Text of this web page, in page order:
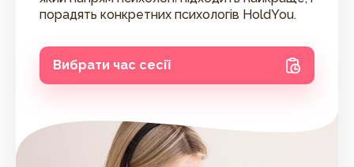
порадять конкретних психологів HoldYou.
Вибрати час сесії